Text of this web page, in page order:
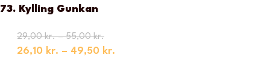
73. Kylling Gunkan
29,00kr. – 55,00kr.
26,10 kr. – 49,50 kr.